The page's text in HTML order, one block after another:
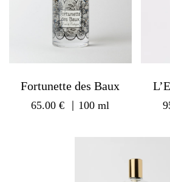
Fortunette des Baux
65.00€ ｜100 ml